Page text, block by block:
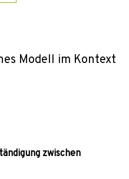
Modell im Kontext
zwischen